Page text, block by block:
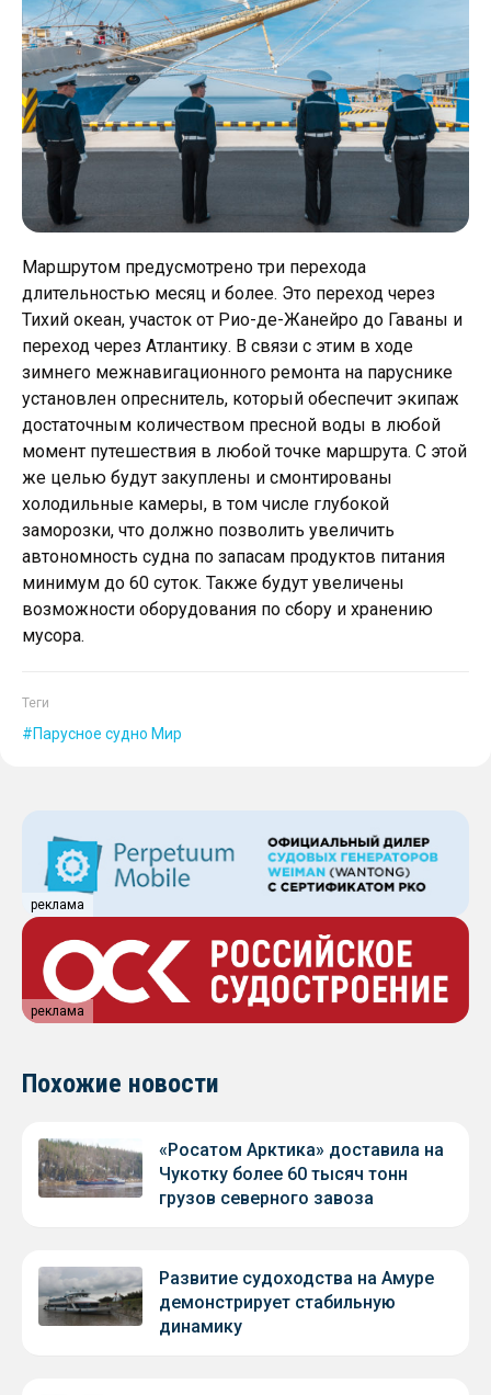
Маршрутом предусмотрено три перехода
длительностью месяц и более. Это переход через
Тихий океан, участок от Рио-де-Жанейро до Гаваны и
переход через Атлантику. В связи с этим в ходе
зимнего межнавигационного ремонта на паруснике
установлен опреснитель, который обеспечит экипаж
достаточным количеством пресной воды в любой
момент путешествия в любой точке маршрута. С этой
же целью будут закуплены и смонтированы
холодильные камеры, в том числе глубокой
заморозки, что должно позволить увеличить
автономность судна по запасам продуктов питания
минимум до 60 суток. Также будут увеличены
возможности оборудования по сбору и хранению
мусора.
Теги
Парусное судно Мир
реклама
реклама
Похожие новости
«Росатом Арктика» доставила на
Чукотку более 60 тысяч тонн
грузов северного завоза
Развитие судоходства на Амуре
демонстрирует стабильную
динамику